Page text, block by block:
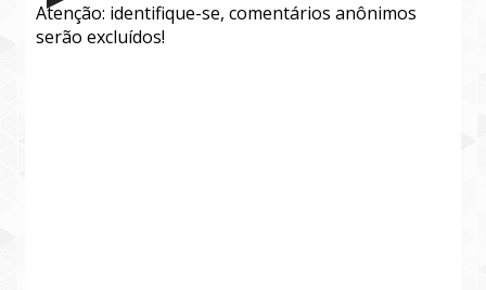
Atenção: identifique-se, comentários anônimos
serão excluídos!